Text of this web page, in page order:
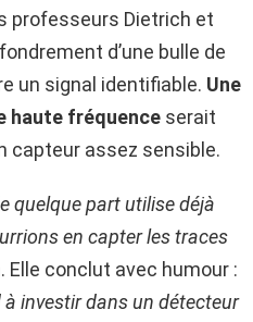
professeurs Dietrich et
d’une bulle de
un signal identifiable. Une
haute fréquence serait
capteur assez sensible.
quelque part utilise déjà
en capter les traces
Elle conclut avec humour :
à investir dans un détecteur